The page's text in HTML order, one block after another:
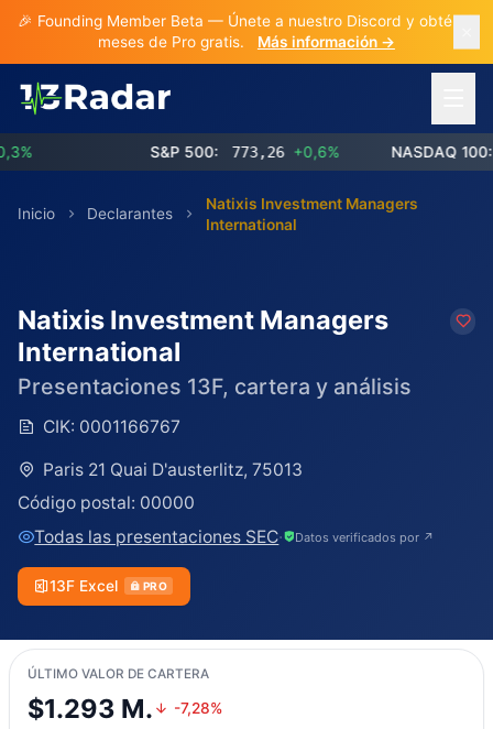
🎉 Founding Member Beta — Únete a nuestro Discord y obtén 3
meses de Pro gratis.
Más información →
S&P 500: 773,26 +0,6% NASDAQ 100:
Inicio Declarantes
Natixis Investment Managers
International
Natixis Investment Managers
International
Presentaciones 13F, cartera y análisis
CIK: 0001166767
Paris 21 Quai D'austerlitz, 75013
Código postal: 00000
Todas las presentaciones SEC· Datos verificados por ↗
13F Excel PRO
ÚLTIMO VALOR DE CARTERA
$1.293 M. -7,28%